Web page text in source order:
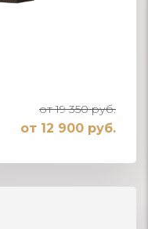
от 19 350 руб.
от 12 900 руб.